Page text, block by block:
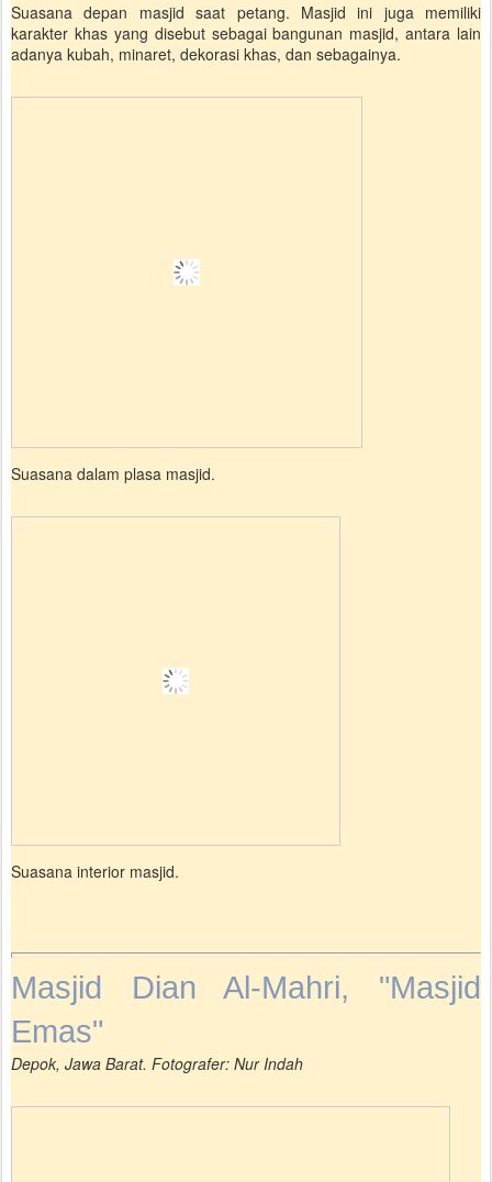
Suasana depan masjid saat petang. Masjid ini juga memiliki
karakter khas yang disebut sebagai bangunan masjid, antara lain
adanya kubah, minaret, dekorasi khas, dan sebagainya.
Suasana dalam plasa masjid.
Suasana interior masjid.
Masjid Dian Al-Mahri, "Masjid
Emas"
Depok, Jawa Barat. Fotografer: Nur Indah